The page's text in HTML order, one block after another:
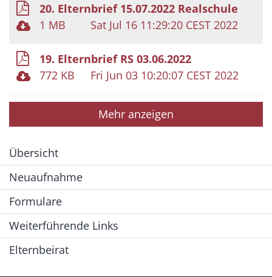
20. Elternbrief 15.07.2022 Realschule
1 MB
Sat Jul 16 11:29:20 CEST 2022
19. Elternbrief RS 03.06.2022
772 KB
Fri Jun 03 10:20:07 CEST 2022
Mehr anzeigen
Übersicht
Neuaufnahme
Formulare
Weiterführende Links
Elternbeirat